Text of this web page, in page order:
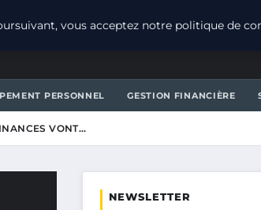
PERSONNEL GESTION FINANCIÈRE
VONT…
NEWSLETTER
vous acceptez notre politique de